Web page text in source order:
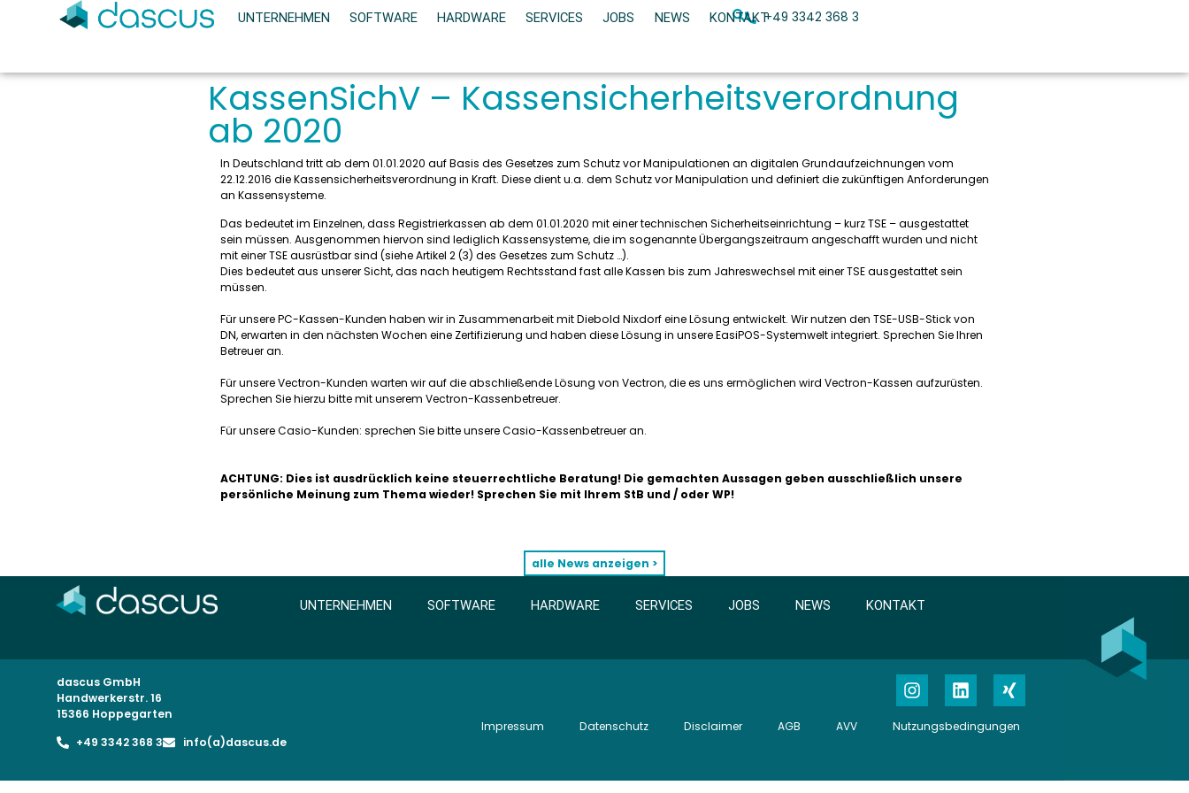
UNTERNEHMEN SOFTWARE HARDWARE SERVICES JOBS NEWS KONTAKT+49 3342 368 3
KassenSichV – Kassensicherheitsverordnung
ab 2020
In Deutschland tritt ab dem 01.01.2020 auf Basis des Gesetzes zum Schutz vor Manipulationen an digitalen Grundaufzeichnungen vom
22.12.2016 die Kassensicherheitsverordnung in Kraft. Diese dient u.a. dem Schutz vor Manipulation und definiert die zukünftigen Anforderungen
an Kassensysteme.
Das bedeutet im Einzelnen, dass Registrierkassen ab dem 01.01.2020 mit einer technischen Sicherheitseinrichtung – kurz TSE – ausgestattet
sein müssen. Ausgenommen hiervon sind lediglich Kassensysteme, die im sogenannte Übergangszeitraum angeschafft wurden und nicht
mit einer TSE ausrüstbar sind (siehe Artikel 2 (3) des Gesetzes zum Schutz …).
Dies bedeutet aus unserer Sicht, das nach heutigem Rechtsstand fast alle Kassen bis zum Jahreswechsel mit einer TSE ausgestattet sein
müssen.
Für unsere PC-Kassen-Kunden haben wir in Zusammenarbeit mit Diebold Nixdorf eine Lösung entwickelt. Wir nutzen den TSE-USB-Stick von
DN, erwarten in den nächsten Wochen eine Zertifizierung und haben diese Lösung in unsere EasiPOS-Systemwelt integriert. Sprechen Sie Ihren
Betreuer an.
Für unsere Vectron-Kunden warten wir auf die abschließende Lösung von Vectron, die es uns ermöglichen wird Vectron-Kassen aufzurüsten.
Sprechen Sie hierzu bitte mit unserem Vectron-Kassenbetreuer.
Für unsere Casio-Kunden: sprechen Sie bitte unsere Casio-Kassenbetreuer an.
ACHTUNG: Dies ist ausdrücklich keine steuerrechtliche Beratung! Die gemachten Aussagen geben ausschließlich unsere
persönliche Meinung zum Thema wieder! Sprechen Sie mit Ihrem StB und / oder WP!
alle News anzeigen >
UNTERNEHMEN SOFTWARE HARDWARE SERVICES JOBS NEWS KONTAKT
dascus GmbH
Handwerkerstr. 16
15366 Hoppegarten
+49 3342 368 3
info(a)dascus.de
Impressum Datenschutz Disclaimer AGB AVV Nutzungsbedingungen